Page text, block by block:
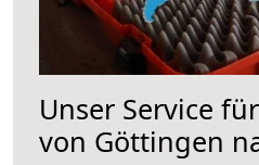
Unser Service
von Göttingen